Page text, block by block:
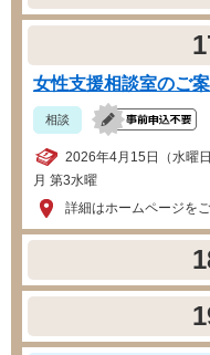
女性支援相談室のご
相談
2026年4月15日（水曜
月 第3水曜
詳細はホームページを